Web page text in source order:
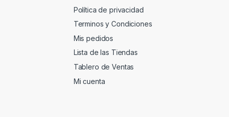
Política de privacidad
Terminos y Condiciones
Mis pedidos
Lista de las Tiendas
Tablero de Ventas
Mi cuenta